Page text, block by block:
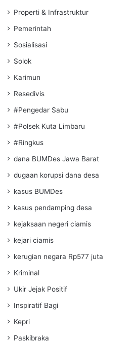
Properti & Infrastruktur
Pemerintah
Sosialisasi
Solok
Karimun
Resedivis
#Pengedar Sabu
#Polsek Kuta Limbaru
#Ringkus
dana BUMDes Jawa Barat
dugaan korupsi dana desa
kasus BUMDes
kasus pendamping desa
kejaksaan negeri ciamis
kejari ciamis
kerugian negara Rp577 juta
Kriminal
Ukir Jejak Positif
Inspiratif Bagi
Kepri
Paskibraka